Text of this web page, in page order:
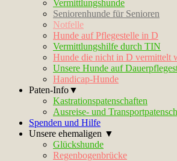
Vermittlungshunde
Seniorenhunde für Senioren
Notfelle
Hunde auf Pflegestelle in D
Vermittlungshilfe durch TIN
Hunde die nicht in D vermittelt
Unsere Hunde auf
Handicap-Hunde
Paten-Info▼
Kastrationspatenschaften
Ausreise- und
Spenden und Hilfe
Unsere ehemaligen ▼
Glückshunde
Regenbogenbrücke